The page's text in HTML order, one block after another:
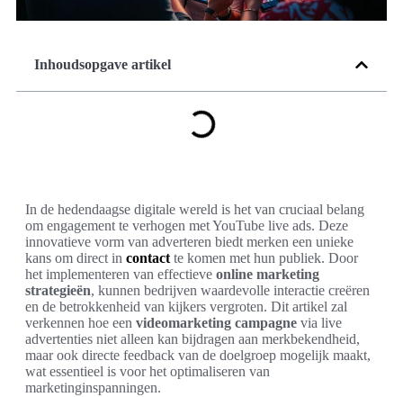
Inhoudsopgave artikel
In de hedendaagse digitale wereld is het van cruciaal belang
om engagement te verhogen met YouTube live ads. Deze
innovatieve vorm van adverteren biedt merken een unieke
kans om direct in contact te komen met hun publiek. Door
het implementeren van effectieve online marketing
strategieën, kunnen bedrijven waardevolle interactie creëren
en de betrokkenheid van kijkers vergroten. Dit artikel zal
verkennen hoe een videomarketing campagne via live
advertenties niet alleen kan bijdragen aan merkbekendheid,
maar ook directe feedback van de doelgroep mogelijk maakt,
wat essentieel is voor het optimaliseren van
marketinginspanningen.